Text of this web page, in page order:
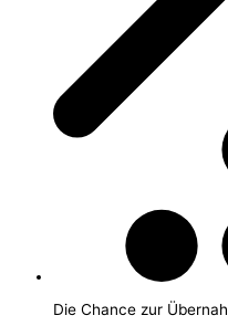
Die Chance zur